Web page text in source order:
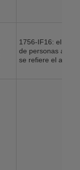
1756-IF16: el
de personas a las
se refiere el